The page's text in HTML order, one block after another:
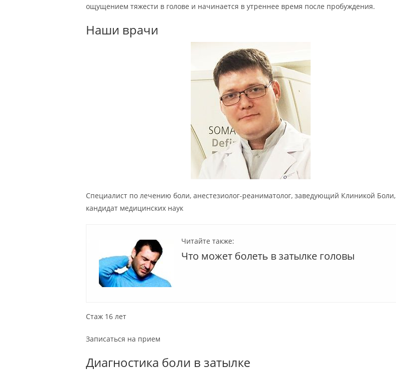
ощущением тяжести в голове и начинается в утреннее время после пробуждения.
Наши врачи
Специалист по лечению боли, анестезиолог-реаниматолог, заведующий Клиникой Боли,
кандидат медицинских наук
Читайте также:
Что может болеть в затылке головы
Стаж 16 лет
Записаться на прием
Диагностика боли в затылке